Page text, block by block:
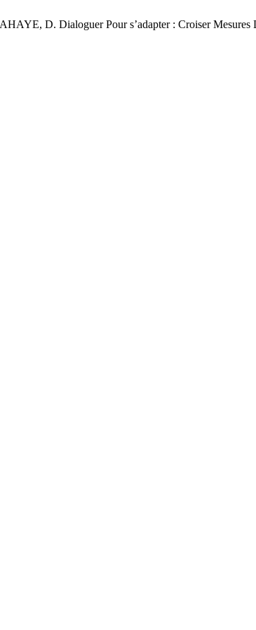
D. Dialoguer Pour s’adapter : Croiser Mesures